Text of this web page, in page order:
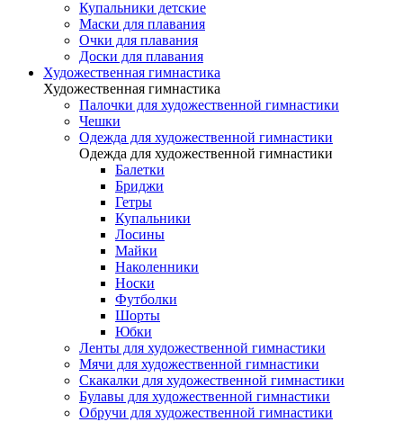
Купальники детские
Маски для плавания
Очки для плавания
Доски для плавания
Художественная гимнастика
Художественная гимнастика
Палочки для художественной гимнастики
Чешки
Одежда для художественной гимнастики
Одежда для художественной гимнастики
Балетки
Бриджи
Гетры
Купальники
Лосины
Майки
Наколенники
Носки
Футболки
Шорты
Юбки
Ленты для художественной гимнастики
Мячи для художественной гимнастики
Скакалки для художественной гимнастики
Булавы для художественной гимнастики
Обручи для художественной гимнастики